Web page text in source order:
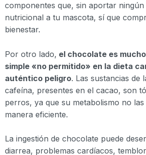
componentes que, sin aportar ningún
nutricional a tu mascota, sí que
bienestar.
Por otro lado, el chocolate es
simple «no permitido» en la dieta
auténtico peligro. Las sustancias de
cafeína, presentes en el cacao, son
perros, ya que su metabolismo no
manera eficiente.
La ingestión de chocolate puede
diarrea, problemas cardíacos,